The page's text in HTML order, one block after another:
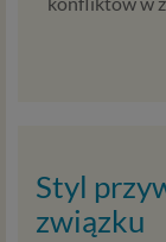
Styl
związku
koniecznym do
Jeśli interesuje
wobec Twoich
Zaufanych